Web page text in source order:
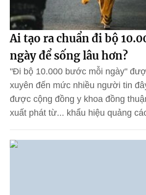
Ai tạo ra chuẩn đi bộ
ngày để sống lâu hơn?
"Đi bộ 10.000 bước mỗi ngày"
xuyên đến mức nhiều người tin
được cộng đồng y khoa đồng
xuất phát từ... khẩu hiệu quảng